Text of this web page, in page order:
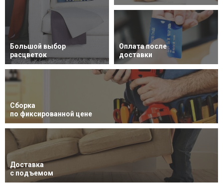
Большой выбор
расцветок
Оплата после
доставки
Сборка
по фиксированной цене
Доставка
с подъемом